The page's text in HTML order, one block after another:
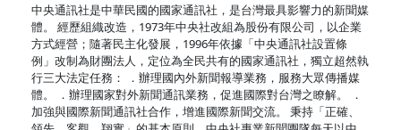
中央通訊社是中華民國的國家通訊社，是台灣最具影響力的新聞媒
體。 經歷組織改造，1973年中央社改組為股份有限公司，以企業
方式經營；隨著民主化發展，1996年依據「中央通訊社設置條
例」改制為財團法人，定位為全民共有的國家通訊社，獨立超然執
行三大法定任務： ．辦理國內外新聞報導業務，服務大眾傳播媒
體。 ．辦理國家對外新聞通訊業務，促進國際對台灣之瞭解。 ．
加強與國際新聞通訊社合作，增進國際新聞交流。 秉持「正確、